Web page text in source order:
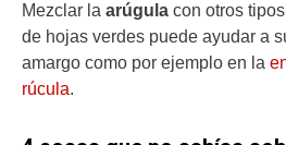
Mezclar la arúgula con otros
de hojas verdes puede ayudar a
amargo como por ejemplo en la
rúcula.